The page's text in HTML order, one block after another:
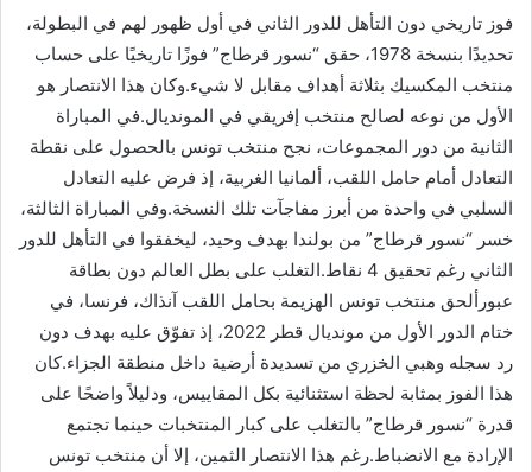
فوز تاريخي دون التأهل للدور الثاني في أول ظهور لهم في البطولة،
تحديدًا بنسخة 1978، حقق “نسور قرطاج” فوزًا تاريخيًا على حساب
منتخب المكسيك بثلاثة أهداف مقابل لا شيء.وكان هذا الانتصار هو
الأول من نوعه لصالح منتخب إفريقي في المونديال.في المباراة
الثانية من دور المجموعات، نجح منتخب تونس بالحصول على نقطة
التعادل أمام حامل اللقب، ألمانيا الغربية، إذ فرض عليه التعادل
السلبي في واحدة من أبرز مفاجآت تلك النسخة.وفي المباراة الثالثة،
خسر “نسور قرطاج” من بولندا بهدف وحيد، ليخفقوا في التأهل للدور
الثاني رغم تحقيق 4 نقاط.التغلب على بطل العالم دون بطاقة
عبورألحق منتخب تونس الهزيمة بحامل اللقب آنذاك، فرنسا، في
ختام الدور الأول من مونديال قطر 2022، إذ تفوّق عليه بهدف دون
رد سجله وهبي الخزري من تسديدة أرضية داخل منطقة الجزاء.كان
هذا الفوز بمثابة لحظة استثنائية بكل المقاييس، ودليلاً واضحًا على
قدرة “نسور قرطاج” بالتغلب على كبار المنتخبات حينما تجتمع
الإرادة مع الانضباط.رغم هذا الانتصار الثمين، إلا أن منتخب تونس